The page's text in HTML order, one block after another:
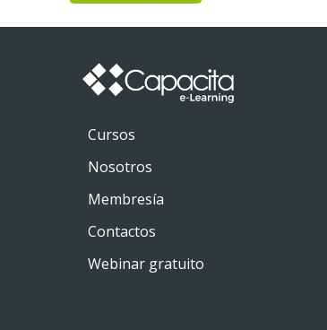
Cursos
Nosotros
Membresía
Contactos
Webinar gratuito